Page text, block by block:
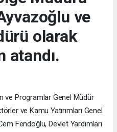
ve
olarak
atandı.
ve Programlar Genel Müdür
ve Kamu Yatırımları Genel
Fendoğlu, Devlet Yardımları